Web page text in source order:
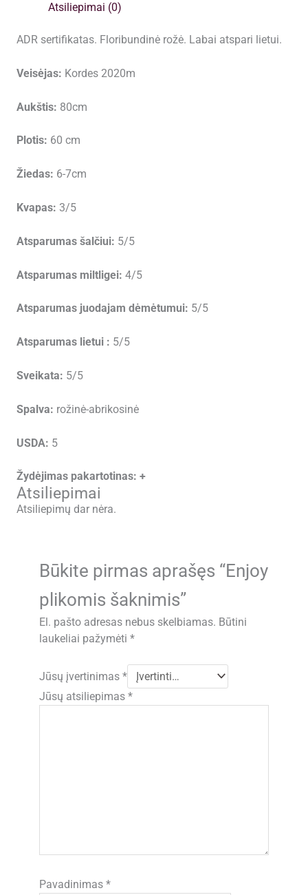
Atsiliepimai (0)
ADR sertifikatas. Floribundinė rožė. Labai atspari lietui.
Veisėjas: Kordes 2020m
Aukštis: 80cm
Plotis: 60 cm
Žiedas: 6-7cm
Kvapas: 3/5
Atsparumas šalčiui: 5/5
Atsparumas miltligei: 4/5
Atsparumas juodajam dėmėtumui: 5/5
Atsparumas lietui : 5/5
Sveikata: 5/5
Spalva: rožinė-abrikosinė
USDA: 5
Žydėjimas pakartotinas: +
Atsiliepimai
Atsiliepimų dar nėra.
Būkite pirmas aprašęs “Enjoy
plikomis šaknimis”
El. pašto adresas nebus skelbiamas. Būtini
laukeliai pažymėti*
Jūsų įvertinimas*
Jūsų atsiliepimas*
Pavadinimas*